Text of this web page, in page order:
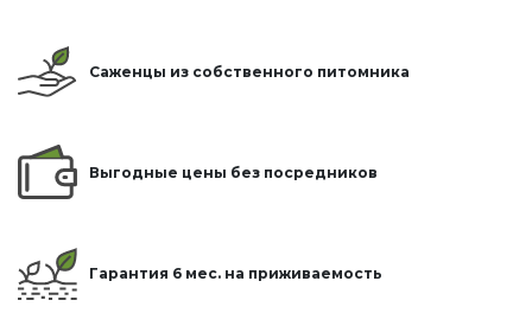
Саженцы из собственного питомника
Выгодные цены без посредников
Гарантия 6 мес. на приживаемость